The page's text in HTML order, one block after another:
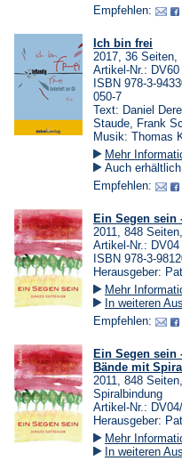
Empfehlen:
Ich bin frei
2017, 36
Artikel-Nr.: DV60
ISBN 978-3-
050-7
Text: Daniel
Staude, Frank
Musik: Thomas
Mehr
Auch
Empfehlen:
Ein Segen sein
2011, 848
Artikel-Nr.: DV04
ISBN 978-3-
Herausgeber:
Mehr
In weiteren
Empfehlen:
Ein Segen sein
Bände mit
2011, 848
Spiralbindung
Artikel-Nr.:
Herausgeber:
Mehr
In weiteren